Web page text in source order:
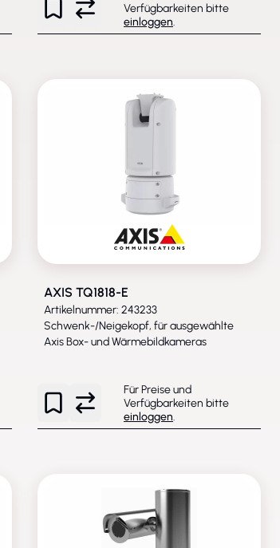
Verfügbarkeiten bitte
einloggen.
AXIS TQ1818-E
Artikelnummer: 243233
Schwenk-/Neigekopf, für ausgewählte
Axis Box- und Wärmebildkameras
Für Preise und
Verfügbarkeiten bitte
einloggen.